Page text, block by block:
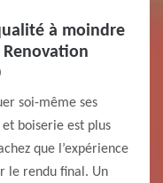
à moindre
soi-même ses
boiserie est plus
que l’expérience
le rendu final. Un